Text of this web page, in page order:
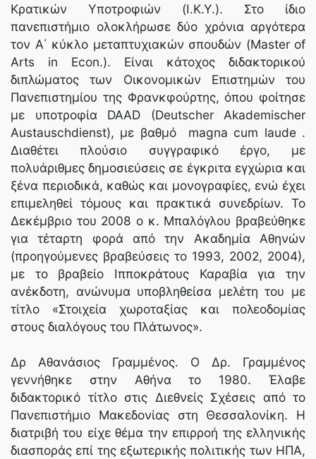
Κρατικών Υποτροφιών (Ι.Κ.Υ.). Στο ίδιο
πανεπιστήμιο ολοκλήρωσε δύο χρόνια αργότερα
τον Α΄ κύκλο μεταπτυχιακών σπουδών (Master of
Arts in Econ.). Είναι κάτοχος διδακτορικού
διπλώματος των Οικονομικών Επιστημών του
Πανεπιστημίου της Φρανκφούρτης, όπου φοίτησε
με υποτροφία DAAD (Deutscher Akademischer
Austauschdienst), με βαθμό magna cum laude .
Διαθέτει πλούσιο συγγραφικό έργο, με
πολυάριθμες δημοσιεύσεις σε έγκριτα εγχώρια και
ξένα περιοδικά, καθώς και μονογραφίες, ενώ έχει
επιμεληθεί τόμους και πρακτικά συνεδρίων. Το
Δεκέμβριο του 2008 ο κ. Μπαλόγλου βραβεύθηκε
για τέταρτη φορά από την Ακαδημία Αθηνών
(προηγούμενες βραβεύσεις το 1993, 2002, 2004),
με το βραβείο Ιπποκράτους Καραβία για την
ανέκδοτη, ανώνυμα υποβληθείσα μελέτη του με
τίτλο «Στοιχεία χωροταξίας και πολεοδομίας
στους διαλόγους του Πλάτωνος».
Δρ Αθανάσιος Γραµµένος. Ο Δρ. Γραμμένος
γεννήθηκε στην Αθήνα το 1980. Έλαβε
διδακτορικό τίτλο στις Διεθνείς Σχέσεις από το
Πανεπιστήμιο Μακεδονίας στη Θεσσαλονίκη. Η
διατριβή του είχε θέμα την επιρροή της ελληνικής
διασποράς επί της εξωτερικής πολιτικής των ΗΠΑ,